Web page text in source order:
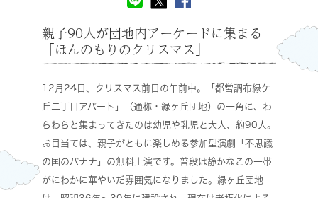
親子90人が団地内アーケードに集まる
「ほんのもりのクリスマス」
12月24日、クリスマス前日の午前中。「都営調布緑ケ
丘二丁目アパート」（通称・緑ヶ丘団地）の一角に、わ
らわらと集まってきたのは幼児や乳児と大人、約90人。
お目当ては、親子がともに楽しめる参加型演劇「不思議
の国のバナナ」の無料上演です。普段は静かなこの一帯
がにわかに華やいだ雰囲気になりました。緑ヶ丘団地